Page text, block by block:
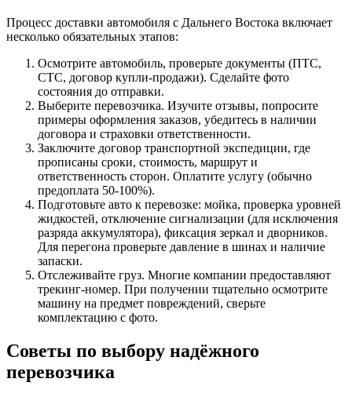
Процесс доставки автомобиля с Дальнего Востока включает
несколько обязательных этапов:
Осмотрите автомобиль, проверьте документы (ПТС,
СТС, договор купли-продажи). Сделайте фото
состояния до отправки.
Выберите перевозчика. Изучите отзывы, попросите
примеры оформления заказов, убедитесь в наличии
договора и страховки ответственности.
Заключите договор транспортной экспедиции, где
прописаны сроки, стоимость, маршрут и
ответственность сторон. Оплатите услугу (обычно
предоплата 50-100%).
Подготовьте авто к перевозке: мойка, проверка уровней
жидкостей, отключение сигнализации (для исключения
разряда аккумулятора), фиксация зеркал и дворников.
Для перегона проверьте давление в шинах и наличие
запаски.
Отслеживайте груз. Многие компании предоставляют
трекинг-номер. При получении тщательно осмотрите
машину на предмет повреждений, сверьте
комплектацию с фото.
Советы по выбору надёжного
перевозчика